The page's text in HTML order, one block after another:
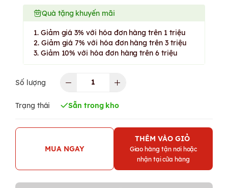
Quà tặng khuyến mãi
1. Giảm giá 3% với hóa đơn hàng trên 1 triệu
2. Giảm giá 7% với hóa đơn hàng trên 3 triệu
3. Giảm 10% với hóa đơn hàng trên 6 triệu
Số lượng
Trạng thái Sẵn trong kho
MUA NGAY
THÊM VÀO GIỎ
Giao hàng tận nơi hoặc
nhận tại cửa hàng